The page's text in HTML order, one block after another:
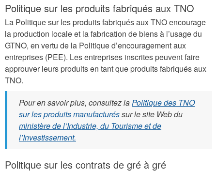
Politique sur les produits fabriqués aux TNO
La Politique sur les produits fabriqués aux TNO encourage
la production locale et la fabrication de biens à l’usage du
GTNO, en vertu de la Politique d’encouragement aux
entreprises (PEE). Les entreprises inscrites peuvent faire
approuver leurs produits en tant que produits fabriqués aux
TNO.
Pour en savoir plus, consultez laPolitique des TNO
sur les produits manufacturéssur le site Web du
ministère de l’Industrie, du Tourisme et de
l’Investissement.
Politique sur les contrats de gré à gré